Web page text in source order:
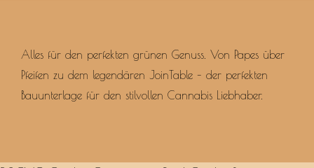
Alles für den perfekten grünen Genuss. Von Papes über
Pfeifen zu dem legendären JoinTable – der perfekten
Bauunterlage für den stilvollen Cannabis Liebhaber.